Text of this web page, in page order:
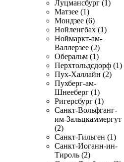
Луцмансбург (1)
Матзее (1)
Мондзее (6)
Нойленгбах (1)
Ноймаркт-ам-
Валлерзее (2)
Оберальм (1)
Перхтольдсдорф (1)
Пух-Халлайн (2)
Пухберг-ам-
Шнееберг (1)
Ригерсбург (1)
Санкт-Вольфганг-
им-Зальцкаммергут
(2)
Санкт-Гильген (1)
Санкт-Иоганн-ин-
Тироль (2)